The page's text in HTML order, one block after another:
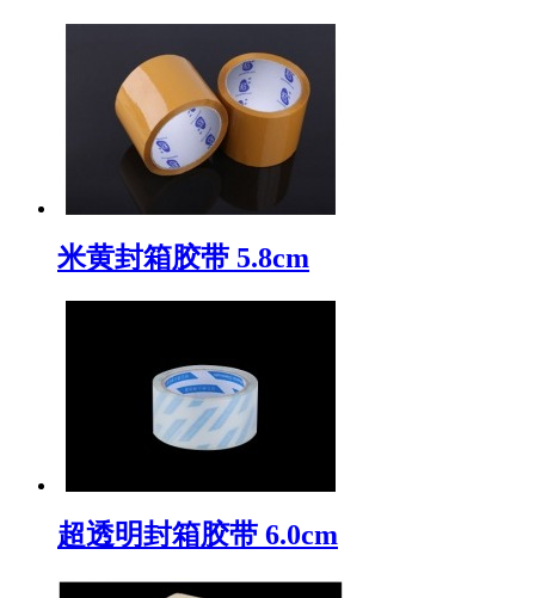
米黄封箱胶带 5.8cm
超透明封箱胶带 6.0cm